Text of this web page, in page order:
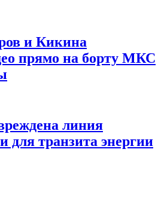
и Кикина
прямо на борту МКС
линия
для транзита энергии